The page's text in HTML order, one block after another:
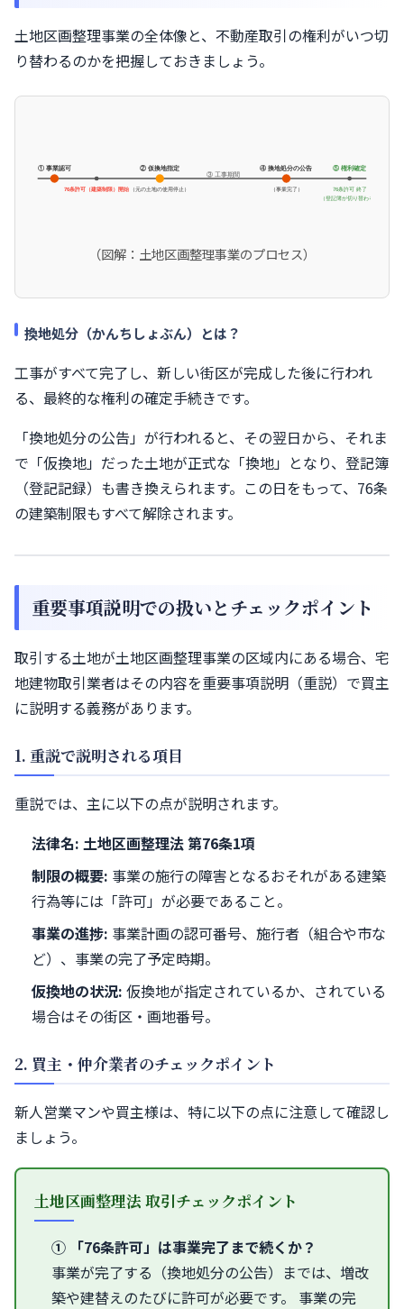
土地区画整理事業の全体像と、不動産取引の権利がいつ切
り替わるのかを把握しておきましょう。
① 事業認可
76条許可（建築制限）開始
② 仮換地指定
（元の土地の使用停止）
③ 工事期間
④ 換地処分の公告
（事業完了）
⑤ 権利確定
76条許可 終了
（登記簿が切り替わる）
（図解：土地区画整理事業のプロセス）
換地処分（かんちしょぶん）とは？
工事がすべて完了し、新しい街区が完成した後に行われ
る、最終的な権利の確定手続きです。
「換地処分の公告」が行われると、その翌日から、それま
で「仮換地」だった土地が正式な「換地」となり、登記簿
（登記記録）も書き換えられます。この日をもって、76条
の建築制限もすべて解除されます。
重要事項説明での扱いとチェックポイント
取引する土地が土地区画整理事業の区域内にある場合、宅
地建物取引業者はその内容を重要事項説明（重説）で買主
に説明する義務があります。
1. 重説で説明される項目
重説では、主に以下の点が説明されます。
法律名: 土地区画整理法 第76条1項
制限の概要: 事業の施行の障害となるおそれがある建築
行為等には「許可」が必要であること。
事業の進捗: 事業計画の認可番号、施行者（組合や市な
ど）、事業の完了予定時期。
仮換地の状況: 仮換地が指定されているか、されている
場合はその街区・画地番号。
2. 買主・仲介業者のチェックポイント
新人営業マンや買主様は、特に以下の点に注意して確認し
ましょう。
土地区画整理法 取引チェックポイント
① 「76条許可」は事業完了まで続くか？
事業が完了する（換地処分の公告）までは、増改
築や建替えのたびに許可が必要です。 事業の完